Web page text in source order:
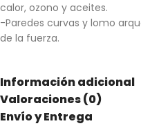
calor, ozono y aceites.
-Paredes curvas y lomo
de la fuerza.
Información adicional
Valoraciones (0)
Envío y Entrega